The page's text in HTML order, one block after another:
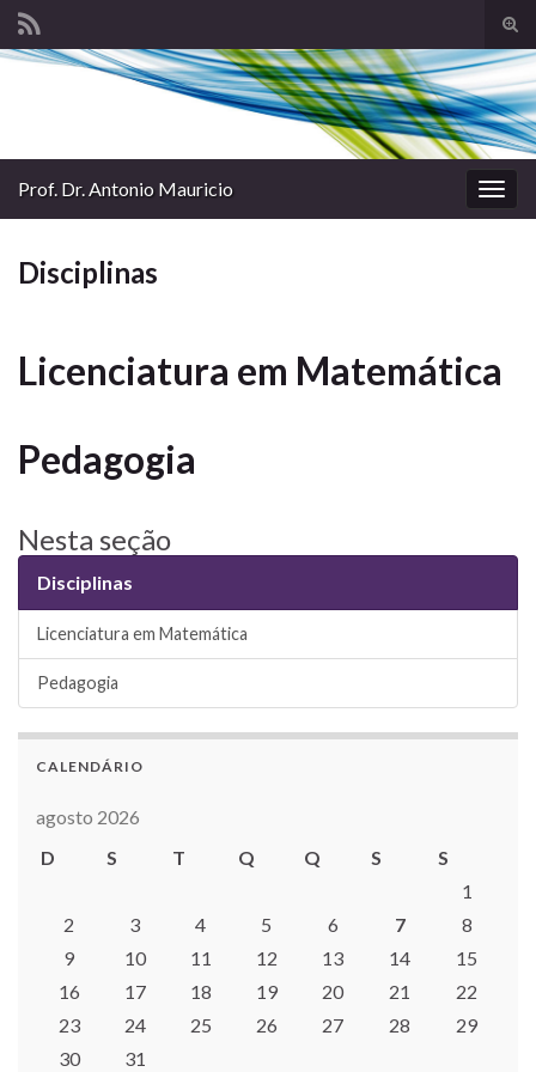
de
Search for:
Prof. Dr. Antonio Mauricio
Disciplinas
Licenciatura em Matemática
Pedagogia
Nesta seção
Disciplinas
Licenciatura em Matemática
Pedagogia
CALENDÁRIO
agosto 2026
D
S T Q Q S
S
1
2
3 4 5 6 7
8
9
10 11 12 13 14
15
16
17 18 19 20 21
22
23
24 25 26 27 28
29
30
31